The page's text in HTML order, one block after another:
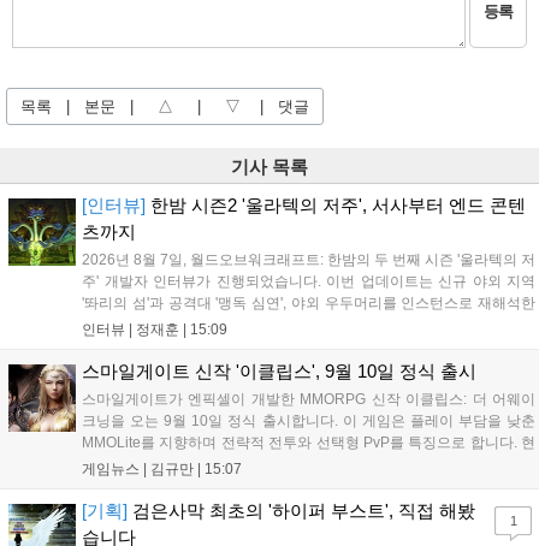
등록
목록 | 본문 | △ | ▽ | 댓글
기사 목록
[인터뷰] 한밤 시즌2 '울라텍의 저주', 서사부터 엔드 콘텐
츠까지
2026년 8월 7일, 월드오브워크래프트: 한밤의 두 번째 시즌 '울라텍의 저
주' 개발자 인터뷰가 진행되었습니다. 이번 업데이트는 신규 야외 지역
'똬리의 섬'과 공격대 '맹독 심연', 야외 우두머리를 인스턴스로 재해석한
'소굴'을 포함합니다. 개발진은 하우징 시스템 개선 및 신화+ 던전 로테이
를 표했습니다....
인터뷰 | 정재훈 | 15:09
스마일게이트 신작 '이클립스', 9월 10일 정식 출시
스마일게이트가 엔픽셀이 개발한 MMORPG 신작 이클립스: 더 어웨이
크닝을 오는 9월 10일 정식 출시합니다. 이 게임은 플레이 부담을 낮춘
MMOLite를 지향하며 전략적 전투와 선택형 PvP를 특징으로 합니다. 현
재 공식 홈페이지와 앱 마켓에서 사전등록을 진행 중이며 참여자에게는
주차별 스페셜 쿠폰과 한정 스킨, 경품 이벤트 등 풍성한 혜택을 마련해
이용자들의 기대를 모으고 있습니다....
게임뉴스 | 김규만 | 15:07
[기획] 검은사막 최초의 '하이퍼 부스트', 직접 해봤
습니다
1